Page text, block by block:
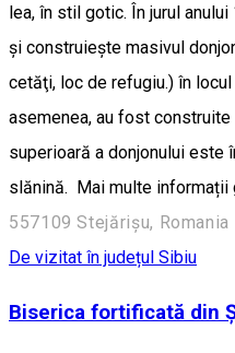
lea, în stil gotic. În jurul
și construieşte masivul
cetăţi, loc de refugiu.) în
asemenea, au fost
superioară a donjonului
slănină. Mai multe informații
557109 Stejărișu, Romania
De vizitat în județul Sibiu
Biserica fortificată din